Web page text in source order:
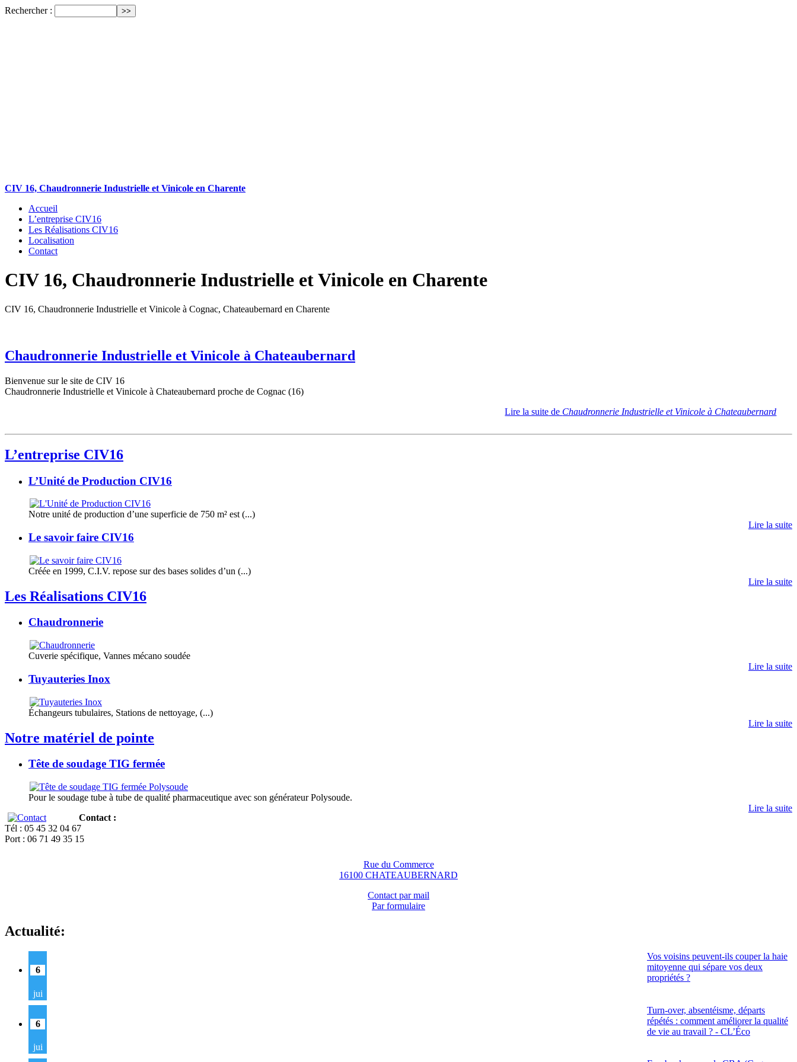
Rechercher :
CIV 16, Chaudronnerie Industrielle et Vinicole en Charente
Accueil
L’entreprise CIV16
Les Réalisations CIV16
Localisation
Contact
CIV 16, Chaudronnerie Industrielle et Vinicole en Charente
CIV 16, Chaudronnerie Industrielle et Vinicole à Cognac, Chateaubernard en Charente
Chaudronnerie Industrielle et Vinicole à Chateaubernard
Bienvenue sur le site de CIV 16
Chaudronnerie Industrielle et Vinicole à Chateaubernard proche de Cognac (16)
Lire la suite de Chaudronnerie Industrielle et Vinicole à Chateaubernard
L’entreprise CIV16
L’Unité de Production CIV16
Notre unité de production d’une superficie de 750 m² est (...)
Lire la suite
Le savoir faire CIV16
Créée en 1999, C.I.V. repose sur des bases solides d’un (...)
Lire la suite
Les Réalisations CIV16
Chaudronnerie
Cuverie spécifique, Vannes mécano soudée
Lire la suite
Tuyauteries Inox
Échangeurs tubulaires, Stations de nettoyage, (...)
Lire la suite
Notre matériel de pointe
Tête de soudage TIG fermée
Pour le soudage tube à tube de qualité pharmaceutique avec son générateur Polysoude.
Lire la suite
Contact :
Tél : 05 45 32 04 67
Port : 06 71 49 35 15
Rue du Commerce
16100 CHATEAUBERNARD
Contact par mail
Par formulaire
Actualité:
Vos voisins peuvent-ils couper la haie
mitoyenne qui sépare vos deux
propriétés ?
6
jui
Turn-over, absentéisme, départs
répétés : comment améliorer la qualité
de vie au travail ? - CL’Éco
6
jui